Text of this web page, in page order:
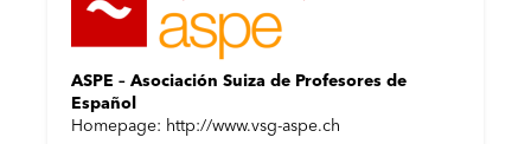
ASPE – Asociación Suiza de Profesores de
Español
Homepage: http://www.vsg-aspe.ch